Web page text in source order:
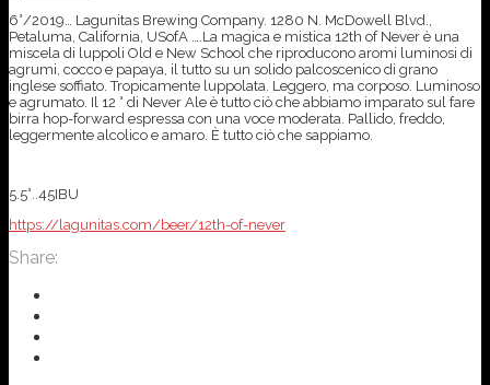
6°/2019… Lagunitas Brewing Company. 1280 N. McDowell Blvd.,
Petaluma, California, USofA ….La magica e mistica 12th of Never è una
miscela di luppoli Old e New School che riproducono aromi luminosi di
agrumi, cocco e papaya, il tutto su un solido palcoscenico di grano
inglese soffiato. Tropicamente luppolata. Leggero, ma corposo. Luminoso
e agrumato. Il 12 ° di Never Ale è tutto ciò che abbiamo imparato sul fare
birra hop-forward espressa con una voce moderata. Pallido, freddo,
leggermente alcolico e amaro. È tutto ciò che sappiamo.
5.5°..45IBU
https://lagunitas.com/beer/12th-of-never
Share: